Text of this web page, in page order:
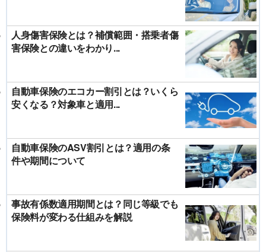
人身傷害保険とは？補償範囲・搭乗者傷
害保険との違いをわかり...
自動車保険のエコカー割引とは？いくら
安くなる？対象車と適用...
自動車保険のASV割引とは？適用の条
件や期間について
事故有係数適用期間とは？同じ等級でも
保険料が変わる仕組みを解説